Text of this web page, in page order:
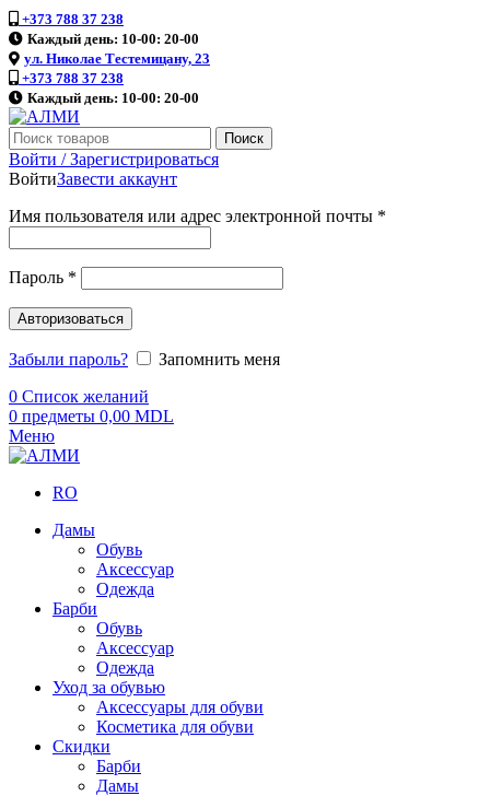
+373 788 37 238
Каждый день: 10-00: 20-00
ул. Николае Тестемицану, 23
+373 788 37 238
Каждый день: 10-00: 20-00
Поиск
Войти / Зарегистрироваться
ВойтиЗавести аккаунт
Имя пользователя или адрес электронной почты *
Пароль *
Авторизоваться
Забыли пароль?
Запомнить меня
0 Список желаний
0 предметы 0,00 MDL
Меню
RO
Дамы
Обувь
Аксессуар
Одежда
Барби
Обувь
Аксессуар
Одежда
Уход за обувью
Аксессуары для обуви
Косметика для обуви
Скидки
Барби
Дамы